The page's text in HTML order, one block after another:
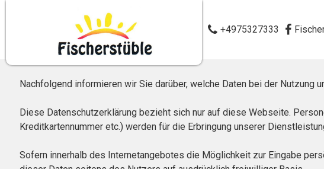
+4975327333
Nachfolgend informieren wir Sie darüber, welche Daten bei der
Diese Datenschutzerklärung bezieht sich nur auf diese Webseite.
Kreditkartennummer etc.) werden für die Erbringung unserer
Sofern innerhalb des Internetangebotes die Möglichkeit zur Eingabe